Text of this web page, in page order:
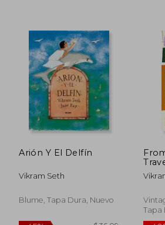
$ 69.26
Arión Y El Delfín
Vikram Seth
Blume, Tapa Dura, Nuevo
Tapa